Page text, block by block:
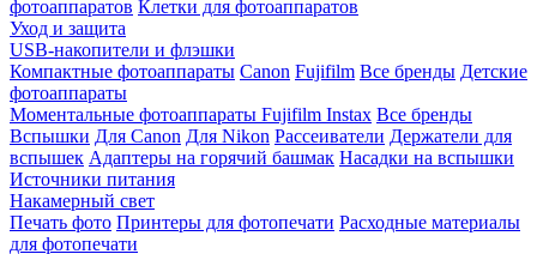
фотоаппаратов Клетки для фотоаппаратов
Уход и защита
USB-накопители и флэшки
Компактные фотоаппараты Canon Fujifilm Все бренды Детские
фотоаппараты
Моментальные фотоаппараты Fujifilm Instax Все бренды
Вспышки Для Canon Для Nikon Рассеиватели Держатели для
вспышек Адаптеры на горячий башмак Насадки на вспышки
Источники питания
Накамерный свет
Печать фото Принтеры для фотопечати Расходные материалы
для фотопечати